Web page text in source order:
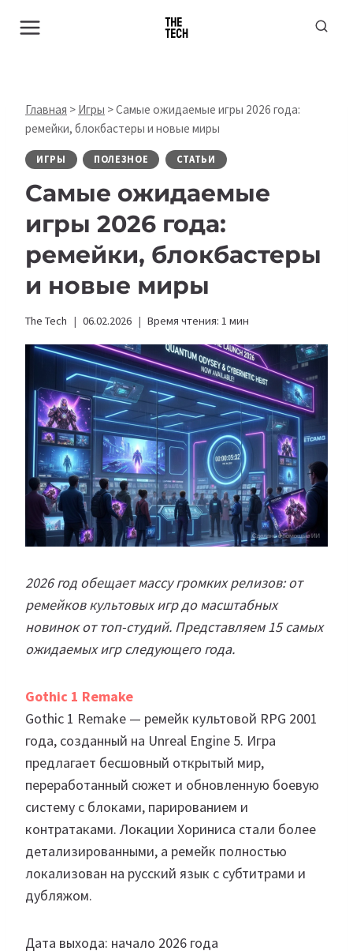
Главная > Игры >Самые ожидаемые игры 2026 года:
ремейки, блокбастеры и новые миры
ИГРЫ ПОЛЕЗНОЕ СТАТЬИ
Самые ожидаемые
игры 2026 года:
ремейки, блокбастеры
и новые миры
The Tech 06.02.2026 Время чтения: 1 мин
2026 год обещает массу громких релизов: от
ремейков культовых игр до масштабных
новинок от топ-студий. Представляем 15 самых
ожидаемых игр следующего года.
Gothic 1 Remake
Gothic 1 Remake — ремейк культовой RPG 2001
года, созданный на Unreal Engine 5. Игра
предлагает бесшовный открытый мир,
переработанный сюжет и обновленную боевую
систему с блоками, парированием и
контратаками. Локации Хориниса стали более
детализированными, а ремейк полностью
локализован на русский язык с субтитрами и
дубляжом.
Дата выхода: начало 2026 года